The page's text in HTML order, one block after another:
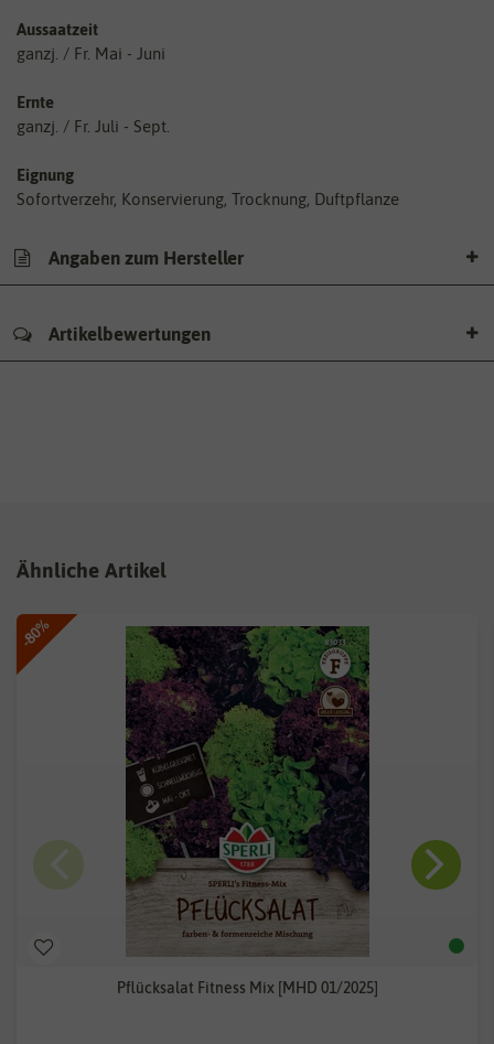
Aussaatzeit
ganzj. / Fr. Mai - Juni
Ernte
ganzj. / Fr. Juli - Sept.
Eignung
Sofortverzehr, Konservierung, Trocknung, Duftpflanze
Angaben zum Hersteller
Artikelbewertungen
Ähnliche Artikel
-80%
Pflücksalat Fitness Mix [MHD 01/2025]